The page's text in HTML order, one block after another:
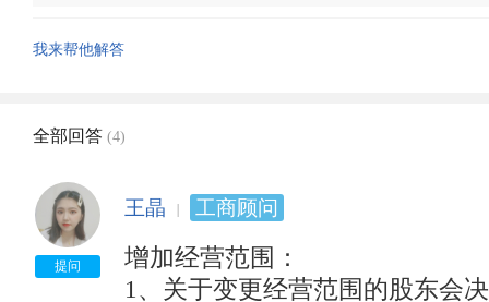
我来帮他解答
全部回答 (4)
提问
王晶 工商顾问
增加经营范围：
1、关于变更经营范围的股东